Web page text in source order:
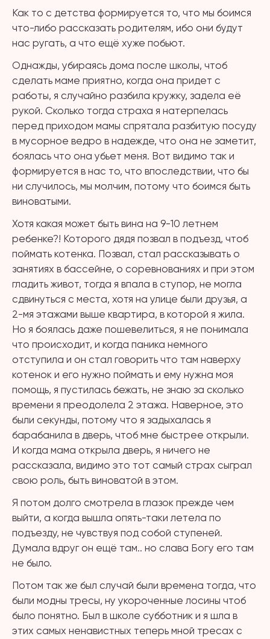
Как то с детства формируется то, что мы боимся
что-либо рассказать родителям, ибо они будут
нас ругать, а что ещё хуже побьют.
Однажды, убираясь дома после школы, чтоб
сделать маме приятно, когда она придет с
работы, я случайно разбила кружку, задела её
рукой. Сколько тогда страха я натерпелась
перед приходом мамы спрятала разбитую посуду
в мусорное ведро в надежде, что она не заметит,
боялась что она убьет меня. Вот видимо так и
формируется в нас то, что впоследствии, что бы
ни случилось, мы молчим, потому что боимся быть
виноватыми.
Хотя какая может быть вина на 9-10 летнем
ребенке?! Которого дядя позвал в подъезд, чтоб
поймать котенка. Позвал, стал рассказывать о
занятиях в бассейне, о соревнованиях и при этом
гладить живот, тогда я впала в ступор, не могла
сдвинуться с места, хотя на улице были друзья, а
2-мя этажами выше квартира, в которой я жила.
Но я боялась даже пошевелиться, я не понимала
что происходит, и когда паника немного
отступила и он стал говорить что там наверху
котенок и его нужно поймать и ему нужна моя
помощь, я пустилась бежать, не знаю за сколько
времени я преодолела 2 этажа. Наверное, это
были секунды, потому что я задыхалась я
барабанила в дверь, чтоб мне быстрее открыли.
И когда мама открыла дверь, я ничего не
рассказала, видимо это тот самый страх сыграл
свою роль, быть виноватой в этом.
Я потом долго смотрела в глазок прежде чем
выйти, а когда вышла опять-таки летела по
подъезду, не чувствуя под собой ступеней.
Думала вдруг он ещё там.. но слава Богу его там
не было.
Потом так же был случай были времена тогда, что
были модны тресы, ну укороченные лосины чтоб
было понятно. Был в школе субботник и я шла в
этих самых ненавистных теперь мной тресах с